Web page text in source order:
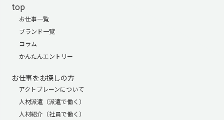
top
お仕事一覧
ブランド一覧
コラム
かんたんエントリー
お仕事をお探しの方
アクトブレーンについて
人材派遣（派遣で働く）
人材紹介（社員で働く）